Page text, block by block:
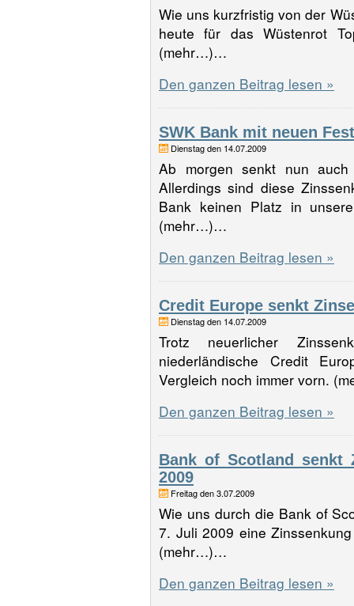
Wie uns kurzfristig von der
heute für das Wüstenrot
(mehr…)…
Den ganzen Beitrag lesen »
SWK Bank mit neuen
Dienstag den 14.07.2009
Ab morgen senkt nun
Allerdings sind diese
Bank keinen Platz in
(mehr…)…
Den ganzen Beitrag lesen »
Credit Europe senkt
Dienstag den 14.07.2009
Trotz neuerlicher
niederländische Credit
Vergleich noch immer vorn.
Den ganzen Beitrag lesen »
Bank of Scotland senkt
2009
Freitag den 3.07.2009
Wie uns durch die Bank of
7. Juli 2009 eine
(mehr…)…
Den ganzen Beitrag lesen »